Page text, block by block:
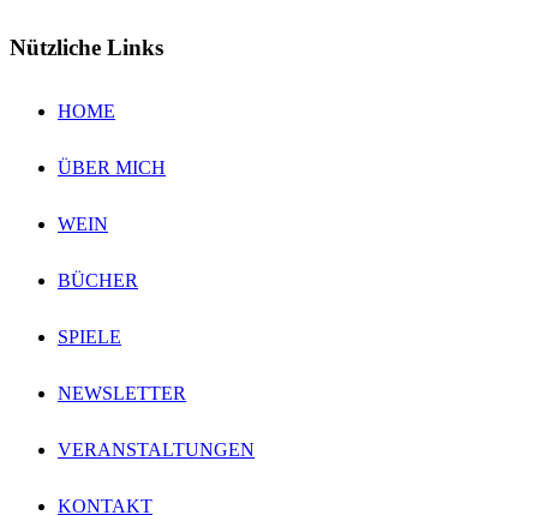
Nützliche Links
HOME
ÜBER MICH
WEIN
BÜCHER
SPIELE
NEWSLETTER
VERANSTALTUNGEN
KONTAKT